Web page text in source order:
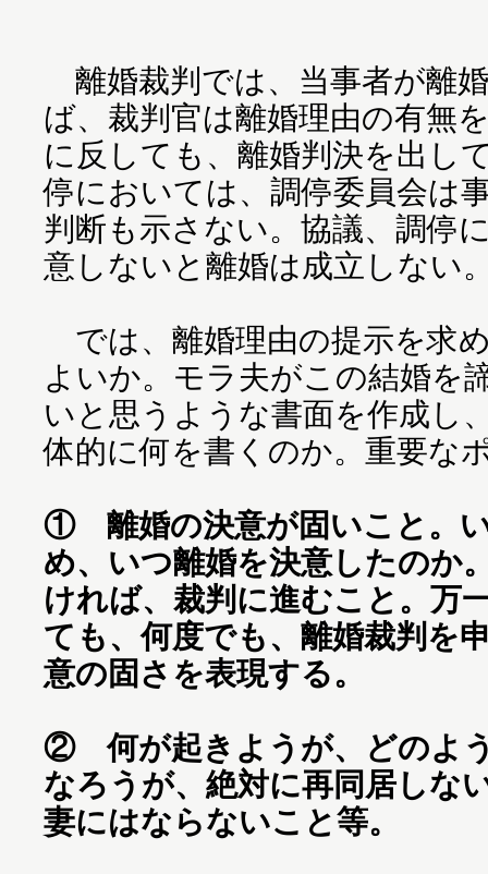
離婚裁判では、当事者が離
ば、裁判官は離婚理由の有無
に反しても、離婚判決を出し
停においては、調停委員会は
判断も示さない。協議、調停
意しないと離婚は成立しない
では、離婚理由の提示を求
よいか。モラ夫がこの結婚を
いと思うような書面を作成し
体的に何を書くのか。重要な
① 離婚の決意が固いこと。
め、いつ離婚を決意したのか
ければ、裁判に進むこと。万
ても、何度でも、離婚裁判を
意の固さを表現する。
② 何が起きようが、どのよ
なろうが、絶対に再同居しな
妻にはならないこと等。